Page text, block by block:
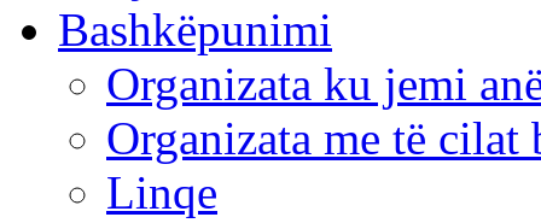
Bashkëpunimi
Organizata ku jemi
Organizata me të cilat
Linqe